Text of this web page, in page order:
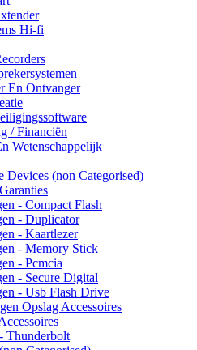
Hi-fi
En Ontvanger
/ Financiën
Wetenschappelijk
Devices (non Categorised)
- Compact Flash
- Duplicator
- Kaartlezer
- Memory Stick
- Pcmcia
- Secure Digital
- Usb Flash Drive
Opslag Accessoires
Thunderbolt